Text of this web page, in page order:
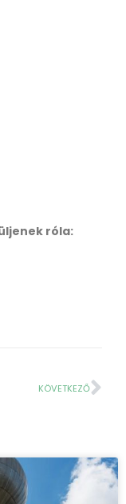
róla:
KÖVETKEZŐ